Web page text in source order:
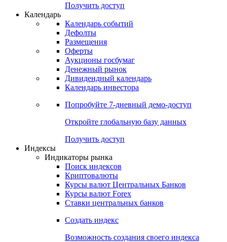
Получить доступ
Календарь
Календарь событий
Дефолты
Размещения
Оферты
Аукционы госбумаг
Денежный рынок
Дивидендный календарь
Календарь инвестора
Попробуйте 7-дневный демо-доступ
Откройте глобальную базу данных
Получить доступ
Индексы
Индикаторы рынка
Поиск индексов
Криптовалюты
Курсы валют Центральных Банков
Курсы валют Forex
Ставки центральных банков
Создать индекс
Возможность создания своего индекса